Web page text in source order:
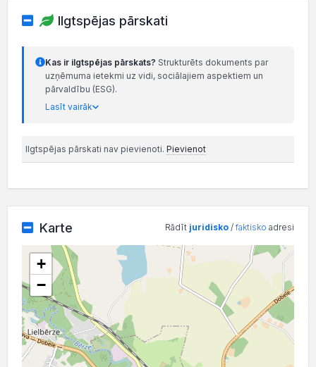
Ilgtspējas pārskati
Kas ir ilgtspējas pārskats? Strukturēts dokuments par
uzņēmuma ietekmi uz vidi, sociālajiem aspektiem un
pārvaldību (ESG).
Lasīt vairāk
Ilgtspējas pārskati nav pievienoti. Pievienot
Karte Rādīt juridisko /faktisko adresi
+
−